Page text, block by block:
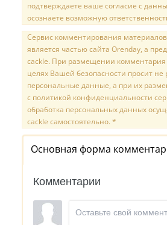
подтверждаете ваше согласие с
осознаете возможную
Сервис комментирования
является частью сайта Orenday, а
cackle. При размещении комментария
целях Вашей безопасности просит
персональные данные, а при их
с политикой конфиденциальности
обработка персональных данных
cackle самостоятельно. *
Основная форма
Комментарии